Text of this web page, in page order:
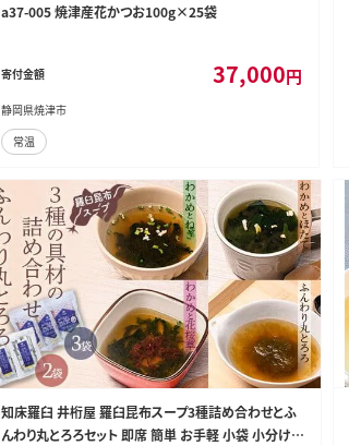
a37-005 焼津産花かつお100g×25袋
寄付金額 37,000円
静岡県焼津市
常温
知床羅臼 井桁屋 羅臼昆布スープ3種詰め合わせとふ
んわり丸とろろセット 即席 簡単 お手軽 小袋 小分け